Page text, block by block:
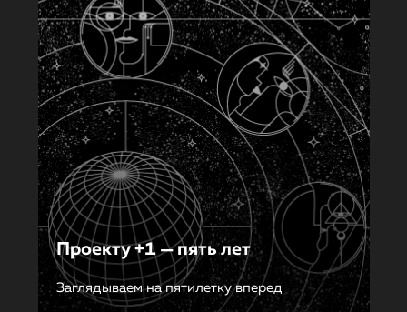
Проекту +1 — пять лет
Заглядываем на пятилетку вперед